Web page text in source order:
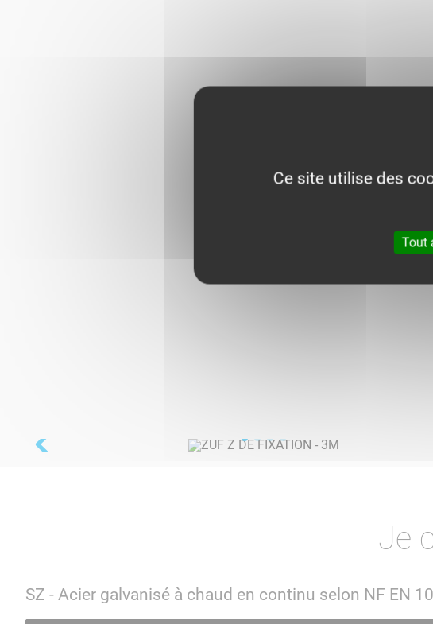
Je
SZ - Acier galvanisé à chaud en continu selon NF EN
Ce site utilise des
Tout